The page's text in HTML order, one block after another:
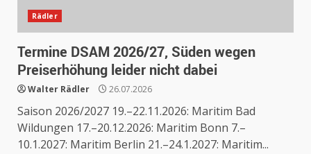
Rädler
Termine DSAM 2026/27, Süden wegen
Preiserhöhung leider nicht dabei
Walter Rädler 26.07.2026
Saison 2026/2027 19.–22.11.2026: Maritim Bad
Wildungen 17.–20.12.2026: Maritim Bonn 7.–
10.1.2027: Maritim Berlin 21.–24.1.2027: Maritim...